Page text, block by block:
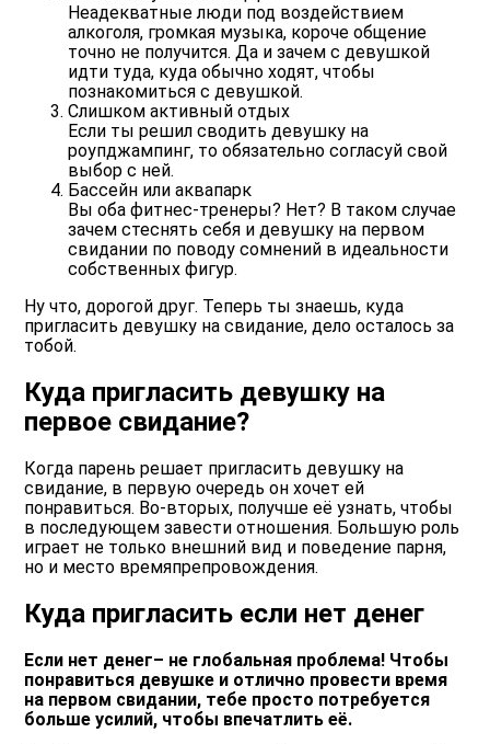
Неадекватные люди под воздействием
алкоголя, громкая музыка, короче общение
точно не получится. Да и зачем с девушкой
идти туда, куда обычно ходят, чтобы
познакомиться с девушкой.
Слишком активный отдых
Если ты решил сводить девушку на
роупджампинг, то обязательно согласуй свой
выбор с ней.
Бассейн или аквапарк
Вы оба фитнес-тренеры? Нет? В таком случае
зачем стеснять себя и девушку на первом
свидании по поводу сомнений в идеальности
собственных фигур.
Ну что, дорогой друг. Теперь ты знаешь, куда
пригласить девушку на свидание, дело осталось за
тобой.
Куда пригласить девушку на
первое свидание?
Когда парень решает пригласить девушку на
свидание, в первую очередь он хочет ей
понравиться. Во-вторых, получше её узнать, чтобы
в последующем завести отношения. Большую роль
играет не только внешний вид и поведение парня,
но и место времяпрепровождения.
Куда пригласить если нет денег
Если нет денег– не глобальная проблема! Чтобы
понравиться девушке и отлично провести время
на первом свидании, тебе просто потребуется
больше усилий, чтобы впечатлить её.